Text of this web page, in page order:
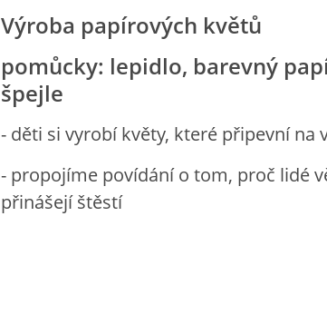
Výroba papírových květů
pomůcky: lepidlo, barevný
špejle
- děti si vyrobí květy, které připevní na
- propojíme povídání o tom, proč lidé
přinášejí štěstí